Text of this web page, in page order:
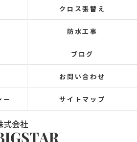
クロス張替え
防水工事
ブログ
お問い合わせ
ー サイトマップ